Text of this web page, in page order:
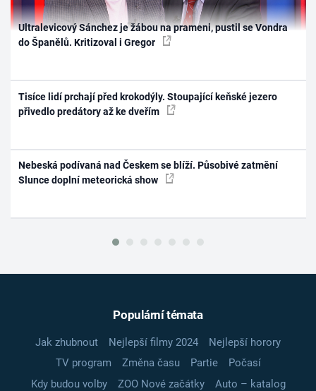
Ultralevicový Sánchez je žábou na prameni, pustil se Vondra
do Španělů. Kritizoval i Gregor
Tisíce lidí prchají před krokodýly. Stoupající keňské jezero
přivedlo predátory až ke dveřím
Nebeská podívaná nad Českem se blíží. Působivé zatmění
Slunce doplní meteorická show
Populární témata
Jak zhubnout Nejlepší filmy 2024
Nejlepší horory
TV program
Změna času Partie
Počasí
Kdy budou volby
ZOO Nové začátky
Auto – katalog